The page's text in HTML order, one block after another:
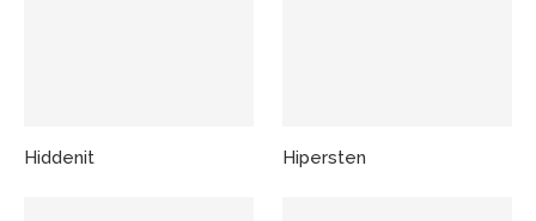
Hiddenit Hipersten